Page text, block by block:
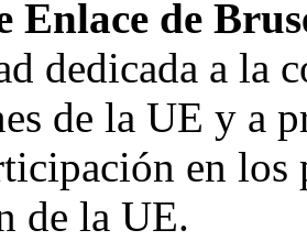
Enlace de
dedicada a la
de la UE y a
en los
de la UE.